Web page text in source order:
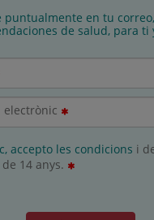
puntualmente en tu
de salud, para ti
electrònic
accepto les condicions i
14 anys.